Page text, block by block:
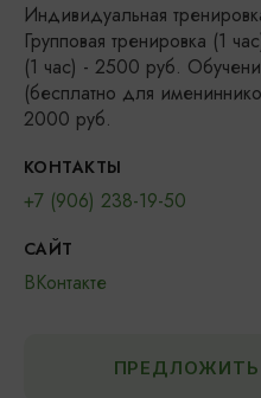
Индивидуальная
Групповая тренировка (1
(1 час) - 2500 руб.
(бесплатно для
2000 руб.
КОНТАКТЫ
+7 (906) 238-19-50
САЙТ
ВКонтакте